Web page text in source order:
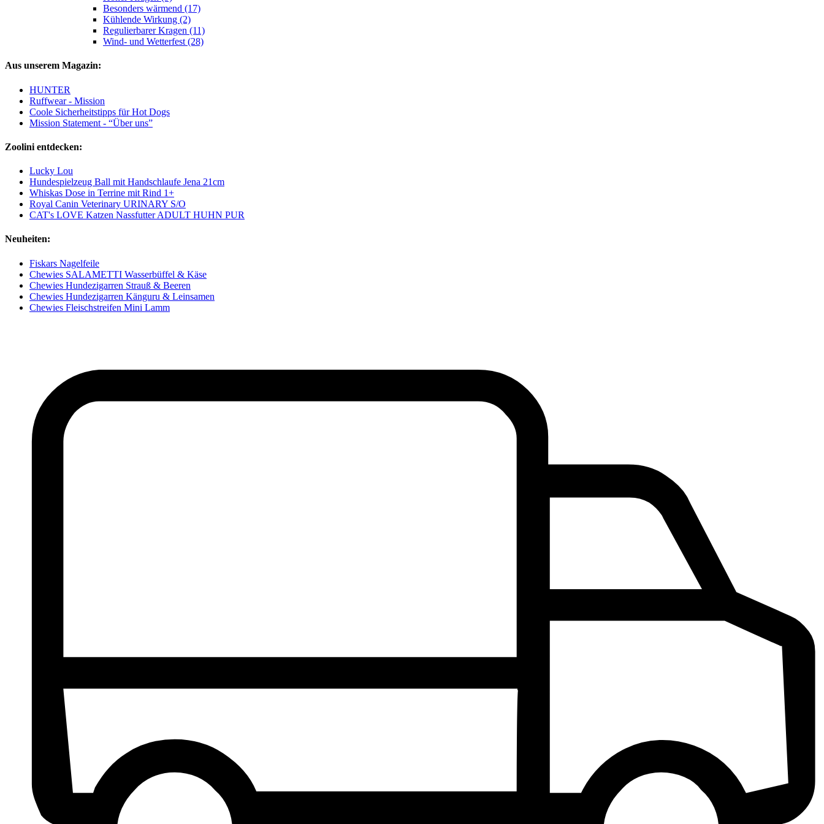
Besonders wärmend (17)
Kühlende Wirkung (2)
Regulierbarer Kragen (11)
Wind- und Wetterfest (28)
Aus unserem Magazin:
HUNTER
Ruffwear - Mission
Coole Sicherheitstipps für Hot Dogs
Mission Statement - “Über uns”
Zoolini entdecken:
Lucky Lou
Hundespielzeug Ball mit Handschlaufe Jena 21cm
Whiskas Dose in Terrine mit Rind 1+
Royal Canin Veterinary URINARY S/O
CAT's LOVE Katzen Nassfutter ADULT HUHN PUR
Neuheiten:
Fiskars Nagelfeile
Chewies SALAMETTI Wasserbüffel & Käse
Chewies Hundezigarren Strauß & Beeren
Chewies Hundezigarren Känguru & Leinsamen
Chewies Fleischstreifen Mini Lamm